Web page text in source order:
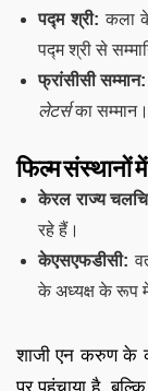
पद्म श्री: कला के
पद्म श्री से
फ्रांसीसी सम्मान:
लेटर्सका सम्मान।
फिल्म संस्थानों
केरल राज्य
रहे हैं।
केएसएफडीसी:
के अध्यक्ष के रूप में
शाजी एन करुण के